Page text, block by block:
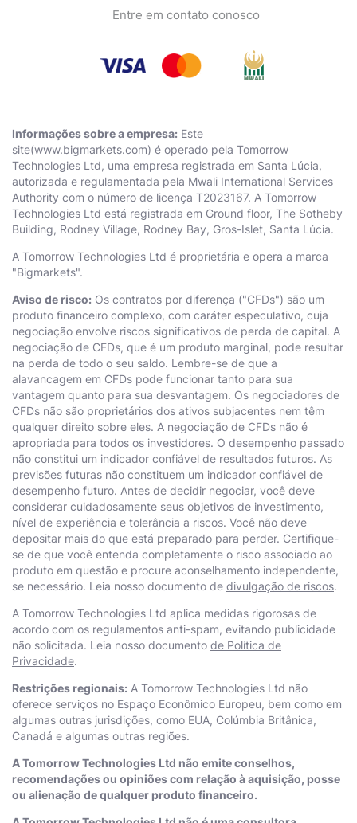
Entre em contato conosco
Informações sobre a empresa: Este
site(www.bigmarkets.com) é operado pela Тоmоrrоw
Technologies Ltd, uma empresa registrada em Santa Lúcia,
autorizada e regulamentada pela Mwali International Services
Authority com o número de licença T2023167. A Тоmоrrоw
Technologies Ltd está registrada em Ground floor, The Sotheby
Building, Rodney Village, Rodney Bay, Gros-Islet, Santa Lúcia.
A Тоmоrrоw Technologies Ltd é proprietária e opera a marca
"Bigmarkets".
Aviso de risco: Os contratos por diferença ("CFDs") são um
produto financeiro complexo, com caráter especulativo, cuja
negociação envolve riscos significativos de perda de capital. A
negociação de CFDs, que é um produto marginal, pode resultar
na perda de todo o seu saldo. Lembre-se de que a
alavancagem em CFDs pode funcionar tanto para sua
vantagem quanto para sua desvantagem. Os negociadores de
CFDs não são proprietários dos ativos subjacentes nem têm
qualquer direito sobre eles. A negociação de CFDs não é
apropriada para todos os investidores. O desempenho passado
não constitui um indicador confiável de resultados futuros. As
previsões futuras não constituem um indicador confiável de
desempenho futuro. Antes de decidir negociar, você deve
considerar cuidadosamente seus objetivos de investimento,
nível de experiência e tolerância a riscos. Você não deve
depositar mais do que está preparado para perder. Certifique-
se de que você entenda completamente o risco associado ao
produto em questão e procure aconselhamento independente,
se necessário. Leia nosso documento de divulgação de riscos.
A Тоmоrrоw Technologies Ltd aplica medidas rigorosas de
acordo com os regulamentos anti-spam, evitando publicidade
não solicitada. Leia nosso documento de Política de
Privacidade.
Restrições regionais: A Тоmоrrоw Technologies Ltd não
oferece serviços no Espaço Econômico Europeu, bem como em
algumas outras jurisdições, como EUA, Colúmbia Britânica,
Canadá e algumas outras regiões.
A Тоmоrrоw Technologies Ltd não emite conselhos,
recomendações ou opiniões com relação à aquisição, posse
ou alienação de qualquer produto financeiro.